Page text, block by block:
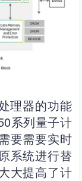
理器的功能
系列量子计
要需要实时
系统进行替
大提高了计